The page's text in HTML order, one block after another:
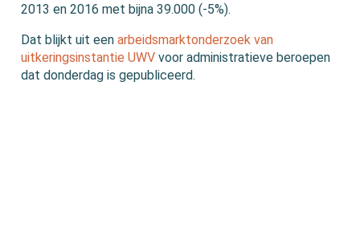
2013 en 2016 met bijna 39.000 (-5%).
Dat blijkt uit eenarbeidsmarktonderzoek van
uitkeringsinstantie UWV voor administratieve beroepen
dat donderdag is gepubliceerd.